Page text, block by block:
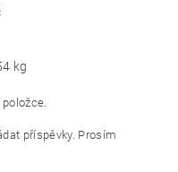
kg
příspěvky. Prosím